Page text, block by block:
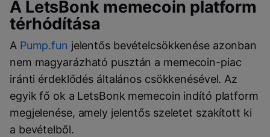
A LetsBonk memecoin platform
térhódítása
A Pump.fun jelentős bevételcsökkenése azonban
nem magyarázható pusztán a memecoin-piac
iránti érdeklődés általános csökkenésével. Az
egyik fő ok a LetsBonk memecoin indító platform
megjelenése, amely jelentős szeletet szakított ki
a bevételből.